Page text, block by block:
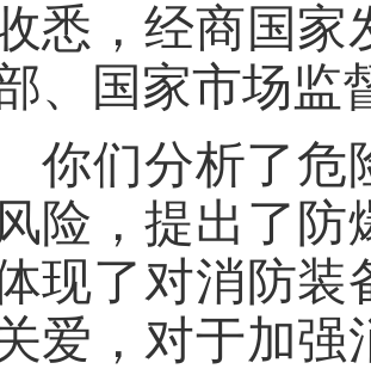
悉，经商国家
、国家市场监
你们分析了危
险，提出了
现了对消防装
爱，对于加强